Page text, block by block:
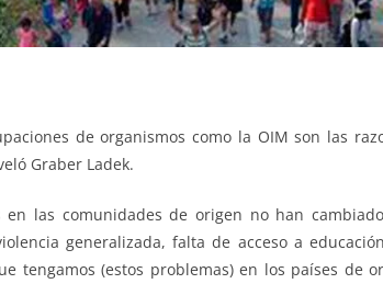
de organismos como la OIM son las
Graber Ladek.
en las comunidades de origen no han
generalizada, falta de acceso a
tengamos (estos problemas) en los países de